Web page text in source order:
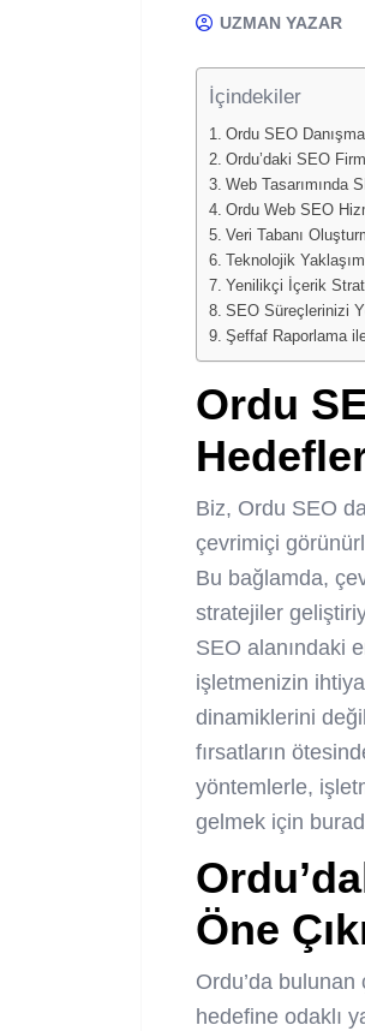
UZMAN YAZAR
İçindekiler
Ordu SEO
Ordu’daki SEO
Web Tasarımında
Ordu Web SEO
Veri Tabanı
Teknolojik
Yenilikçi İçerik
SEO Süreçlerinizi
Şeffaf Raporlama
Ordu
Biz, Ordu SEO
çevrimiçi
Bu bağlamda,
stratejiler
SEO alanındaki
işletmenizin
dinamiklerini
fırsatların
yöntemlerle,
gelmek için
Öne
Ordu’da bulunan
hedefine odaklı